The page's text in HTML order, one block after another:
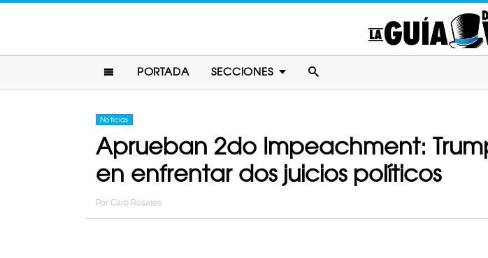
PORTADA SECCIONES
Noticias
Aprueban 2do Impeachment:
en enfrentar dos juicios políticos
Por Caro Rosales